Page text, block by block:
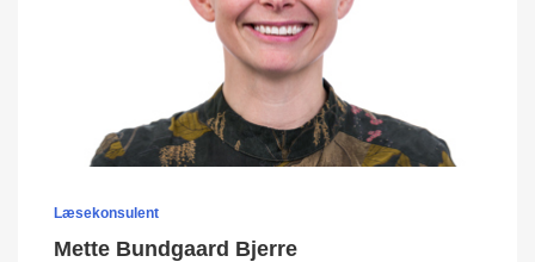
Læsekonsulent
Mette Bundgaard Bjerre